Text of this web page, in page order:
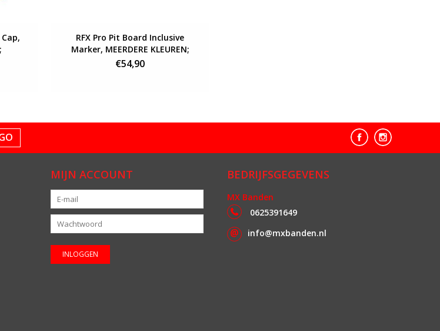
RFX Pro Pit Board Inclusive
Marker, MEERDERE KLEUREN;
€54,90
MIJN ACCOUNT BEDRIJFSGEGEVENS
MX Banden
0625391649
info@mxbanden.nl